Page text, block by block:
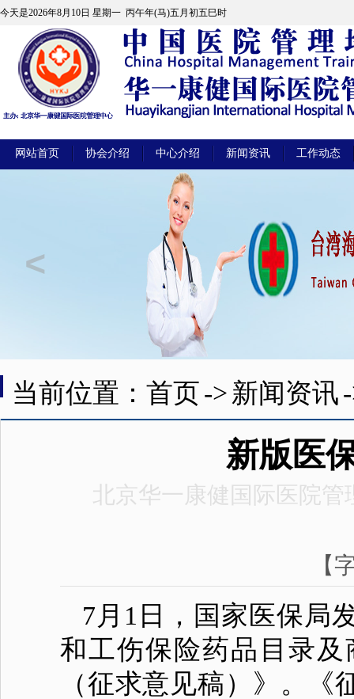
今天是2026年8月10日 星期一 丙午年(马)五月初五巳时
网站首页 协会介绍 中心介绍 新闻资讯 工作动态
当前位置：首页-> 新闻资讯
新版医
北京华一康健国际医院管
【
7月1日，国家医保局
和工伤保险药品目录
（征求意见稿）》。《